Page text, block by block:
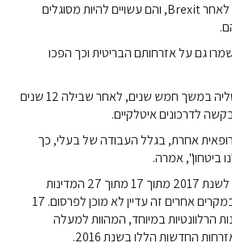
בכל רחבי האיחוד האירופי לאחר Brexit, והם עשויים להיות מסוגלים
גם על אזרחותם הבריטית וכך הפכו
לוסי האלס מתגוררת באיטליה במשך חמש שנים, לאחר שבילה 12 שנים
לדרכונים איטלקיים.
אחרת, בגלל העבודה של בעלי, כך
ביטחון", אמרה.
ה- BBC השיג נתונים אלה לשנת 2017 מתוך 17 מתוך 27 המדינות
החברות באיחוד האירופי. במקרים אחרים זה עדיין לא מוכן לפרסום. 17
הרלוונטיות במיוחד, המהוות למעלה
החדשות הללו בשנת 2016.